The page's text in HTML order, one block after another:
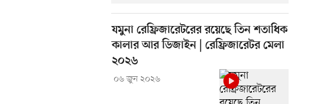
যমুনা রেফ্রিজারেটরের রয়েছে তিন শতাধিক
কালার আর ডিজাইন | রেফ্রিজারেটর মেলা
২০২৬
০৬ জুন ২০২৬